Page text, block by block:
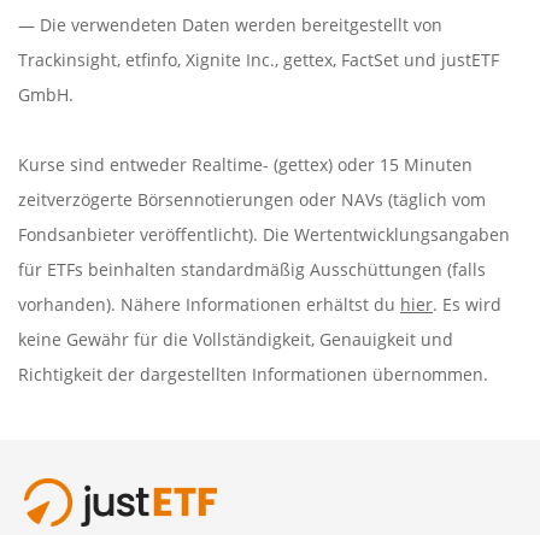
— Die verwendeten Daten werden bereitgestellt von
Trackinsight, etfinfo, Xignite Inc., gettex, FactSet und justETF
GmbH.
Kurse sind entweder Realtime- (gettex) oder 15 Minuten
zeitverzögerte Börsennotierungen oder NAVs (täglich vom
Fondsanbieter veröffentlicht). Die Wertentwicklungsangaben
für ETFs beinhalten standardmäßig Ausschüttungen (falls
vorhanden). Nähere Informationen erhältst du hier. Es wird
keine Gewähr für die Vollständigkeit, Genauigkeit und
Richtigkeit der dargestellten Informationen übernommen.